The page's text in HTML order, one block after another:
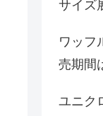
サイズ
ワッフ
売期間
ユニク